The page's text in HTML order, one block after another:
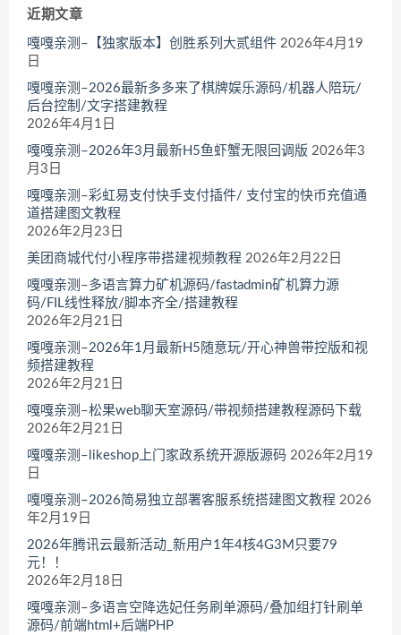
近期文章
嘎嘎亲测–【独家版本】创胜系列大贰组件 2026年4月19
日
嘎嘎亲测–2026最新多多来了棋牌娱乐源码/机器人陪玩/
后台控制/文字搭建教程
2026年4月1日
嘎嘎亲测–2026年3月最新H5鱼虾蟹无限回调版 2026年3
月3日
嘎嘎亲测–彩虹易支付快手支付插件/ 支付宝的快币充值通
道搭建图文教程
2026年2月23日
美团商城代付小程序带搭建视频教程 2026年2月22日
嘎嘎亲测–多语言算力矿机源码/fastadmin矿机算力源
码/FIL线性释放/脚本齐全/搭建教程
2026年2月21日
嘎嘎亲测–2026年1月最新H5随意玩/开心神兽带控版和视
频搭建教程
2026年2月21日
嘎嘎亲测–松果web聊天室源码/带视频搭建教程源码下载
2026年2月21日
嘎嘎亲测–likeshop上门家政系统开源版源码 2026年2月19
日
嘎嘎亲测–2026简易独立部署客服系统搭建图文教程 2026
年2月19日
2026年腾讯云最新活动_新用户1年4核4G3M只要79
元！！
2026年2月18日
嘎嘎亲测–多语言空降选妃任务刷单源码/叠加组打针刷单
源码/前端html+后端PHP